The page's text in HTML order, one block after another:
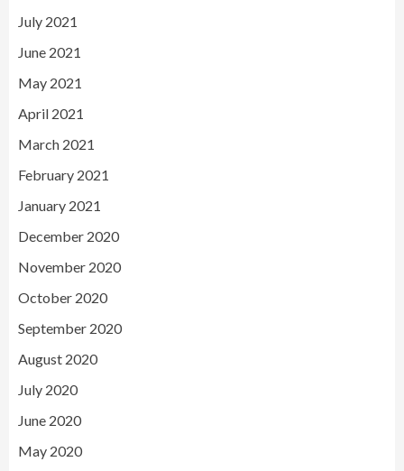
July 2021
June 2021
May 2021
April 2021
March 2021
February 2021
January 2021
December 2020
November 2020
October 2020
September 2020
August 2020
July 2020
June 2020
May 2020